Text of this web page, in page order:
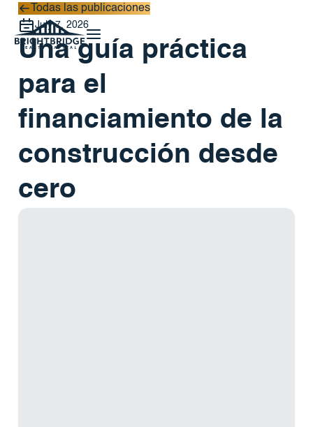
Todas las publicaciones
Todas las publicaciones
July 7, 2026
Una guía práctica
para el
financiamiento de la
construcción desde
cero